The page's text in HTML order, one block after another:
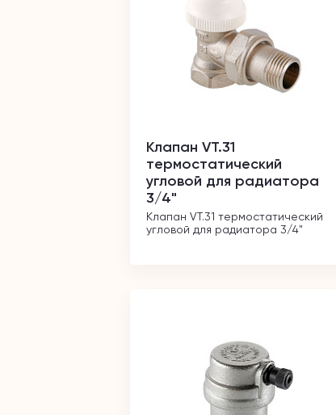
Клапан VT.31
термостатический
угловой для радиатора
3/4"
Клапан VT.31 термостатический
угловой для радиатора 3/4"